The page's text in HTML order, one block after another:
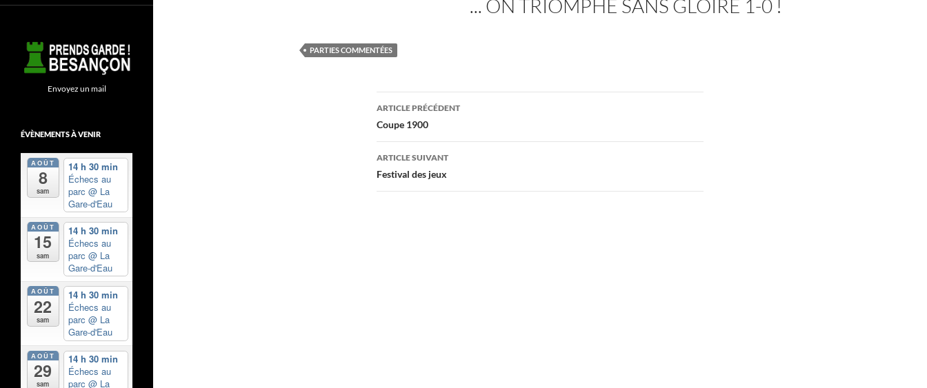
... ON TRIOMPHE SANS GLOIRE 1-0 !
PARTIES COMMENTÉES
Navigation
des
articles
ARTICLE PRÉCÉDENT
Coupe 1900
ARTICLE SUIVANT
Festival des jeux
Envoyez un mail
ÉVÈNEMENTS À VENIR
AOÛT
8
sam
14 h 30 min
Échecs au
parc @ La
Gare-d'Eau
AOÛT
15
sam
14 h 30 min
Échecs au
parc @ La
Gare-d'Eau
AOÛT
22
sam
14 h 30 min
Échecs au
parc @ La
Gare-d'Eau
AOÛT
29
sam
14 h 30 min
Échecs au
parc @ La